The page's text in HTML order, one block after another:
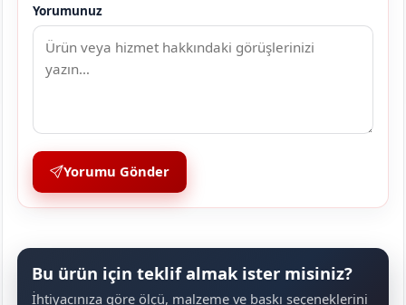
Yorumunuz
Yorumu Gönder
Bu ürün için teklif almak ister misiniz?
İhtiyacınıza göre ölçü, malzeme ve baskı seçeneklerini